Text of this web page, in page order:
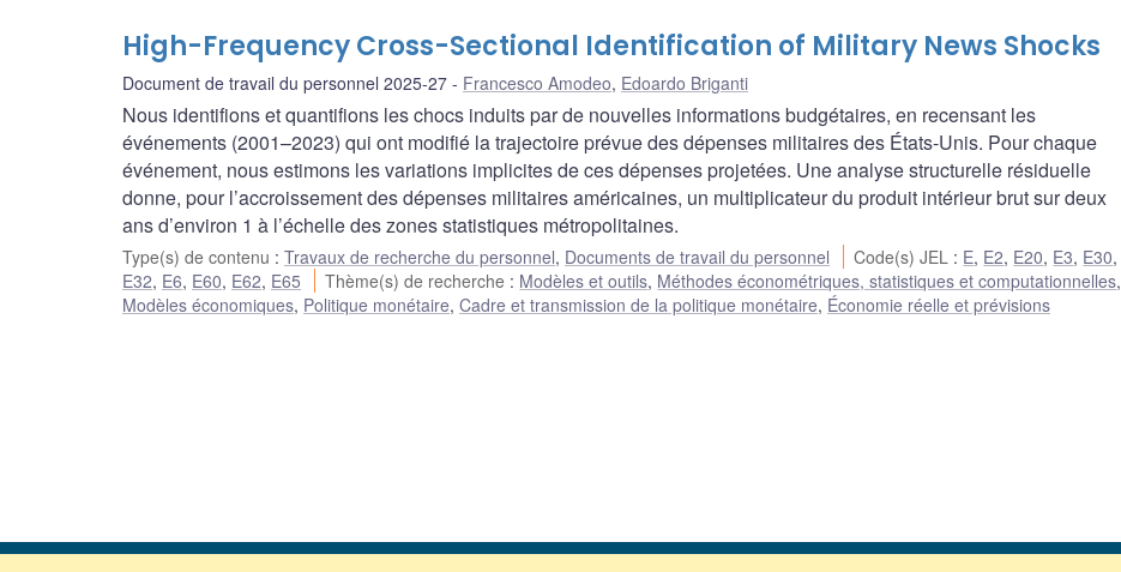
High-Frequency Cross-Sectional Identification of Military News Shocks
Document de travail du personnel 2025-27 Francesco Amodeo, Edoardo Briganti
Nous identifions et quantifions les chocs induits par de nouvelles informations budgétaires, en recensant les
événements (2001–2023) qui ont modifié la trajectoire prévue des dépenses militaires des États-Unis. Pour chaque
événement, nous estimons les variations implicites de ces dépenses projetées. Une analyse structurelle résiduelle
donne, pour l’accroissement des dépenses militaires américaines, un multiplicateur du produit intérieur brut sur deux
ans d’environ 1 à l’échelle des zones statistiques métropolitaines.
Type(s) de contenu : Travaux de recherche du personnel, Documents de travail du personnel Code(s) JEL : E, E2, E20, E3, E30,
E32, E6, E60, E62, E65 Thème(s) de recherche : Modèles et outils, Méthodes économétriques, statistiques et computationnelles,
Modèles économiques, Politique monétaire, Cadre et transmission de la politique monétaire, Économie réelle et prévisions